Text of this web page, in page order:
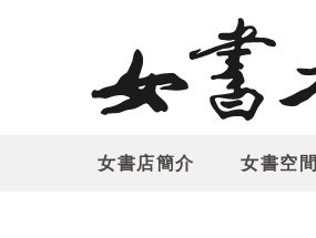
女書店簡介 女書空間